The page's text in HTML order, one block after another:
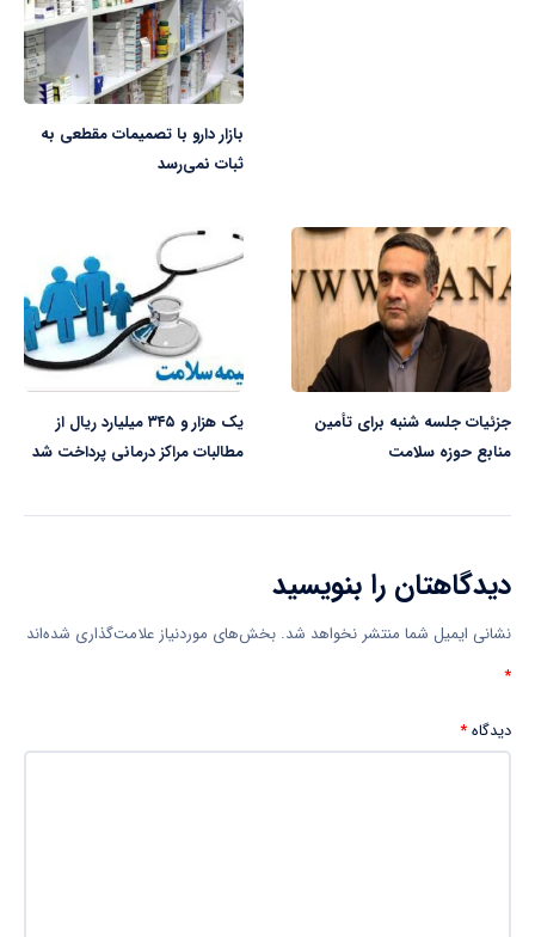
بازار دارو با تصمیمات مقطعی به
ثبات نمی‌رسد
جزئیات جلسه شنبه برای تأمین
منابع حوزه سلامت
یک هزار و ۳۴۵ میلیارد ریال از
مطالبات مراکز درمانی پرداخت شد
دیدگاهتان را بنویسید
نشانی ایمیل شما منتشر نخواهد شد. بخش‌های موردنیاز علامت‌گذاری شده‌اند
*
دیدگاه*